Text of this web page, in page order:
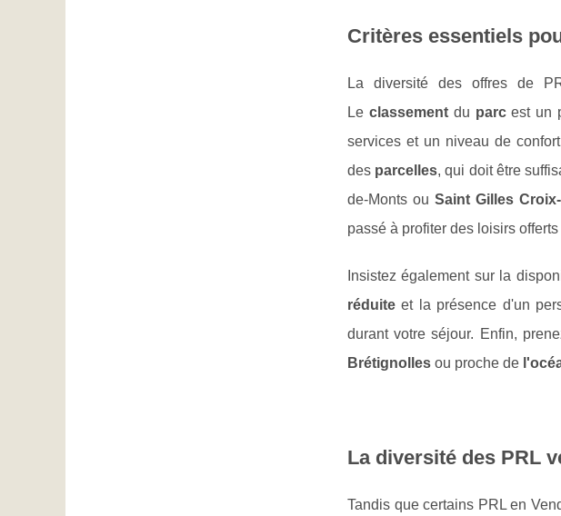
Critères essentiels
La diversité des offres de
Le classementdu parcest un
services et un niveau de
des parcelles, qui doit être
de-Monts ouSaint Gilles
passé à profiter des loisirs
Insistez également sur la
réduite et la présence d'un
durant votre séjour. Enfin,
Brétignolles ou proche de
La diversité des PRL
Tandis que certains PRL en